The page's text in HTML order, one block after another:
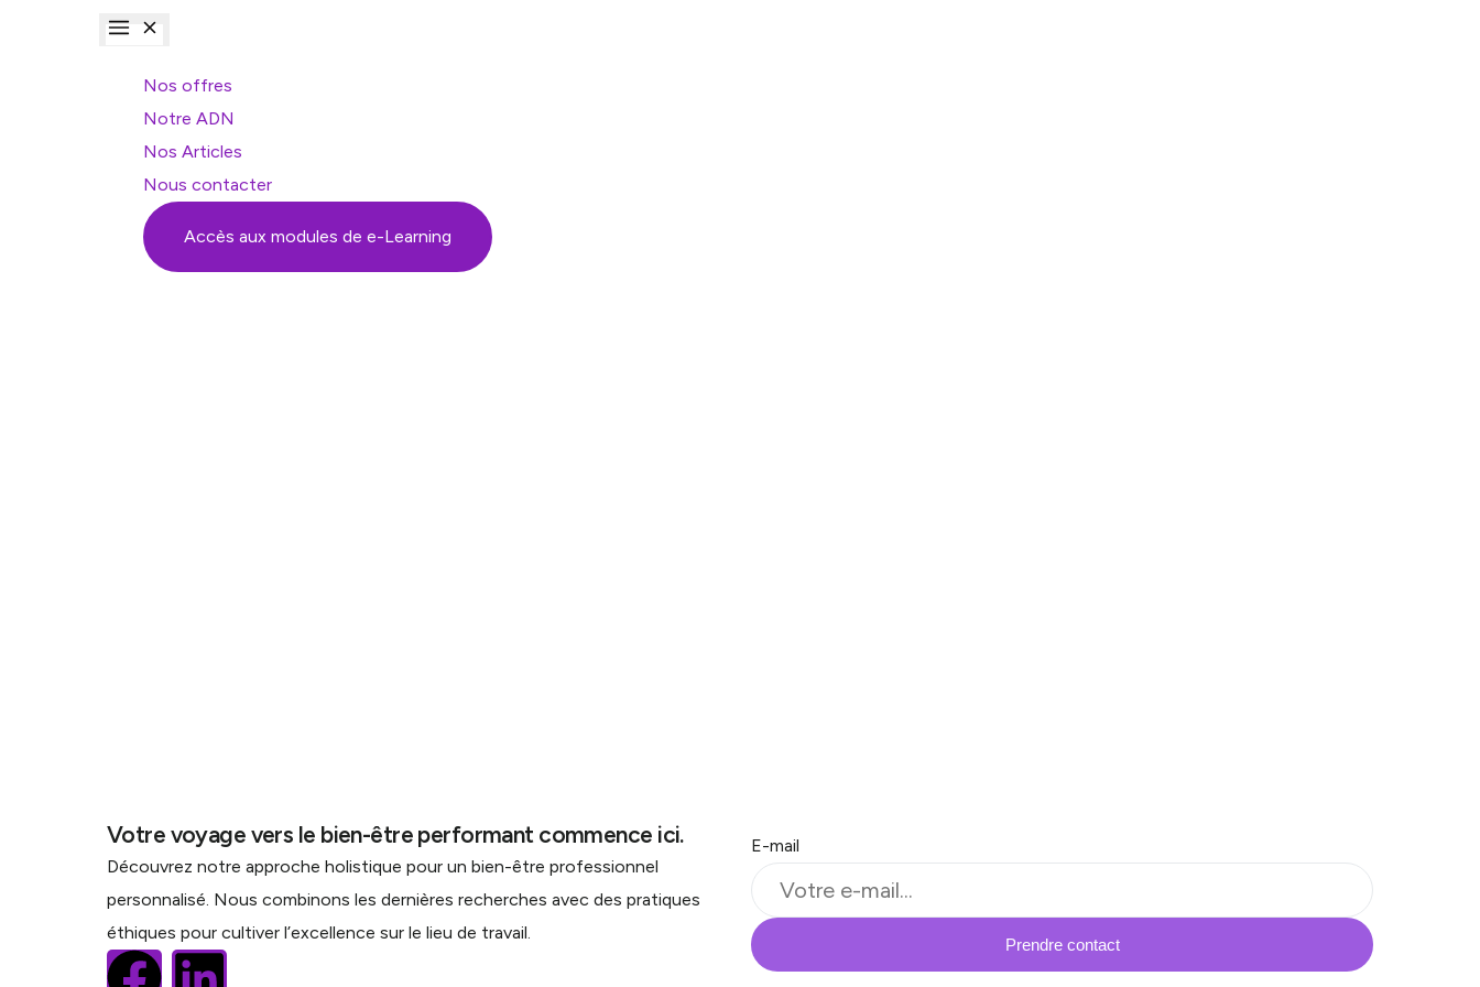
Nos offres
Notre ADN
Nos Articles
Nous contacter
Accès aux modules de e-Learning
Votre voyage vers le bien-être performant commence ici.
Découvrez notre approche holistique pour un bien-être professionnel
personnalisé. Nous combinons les dernières recherches avec des pratiques
éthiques pour cultiver l’excellence sur le lieu de travail.
E-mail
Prendre contact